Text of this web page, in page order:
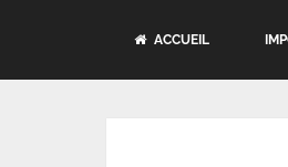
ACCUEIL